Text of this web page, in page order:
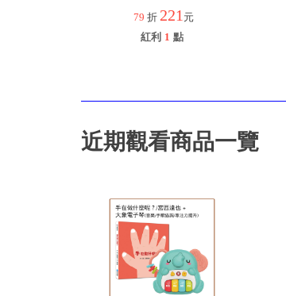
79 折 221 元
紅利 1 點
近期觀看商品一覽